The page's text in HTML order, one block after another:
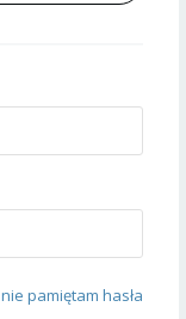
nie pamiętam hasła